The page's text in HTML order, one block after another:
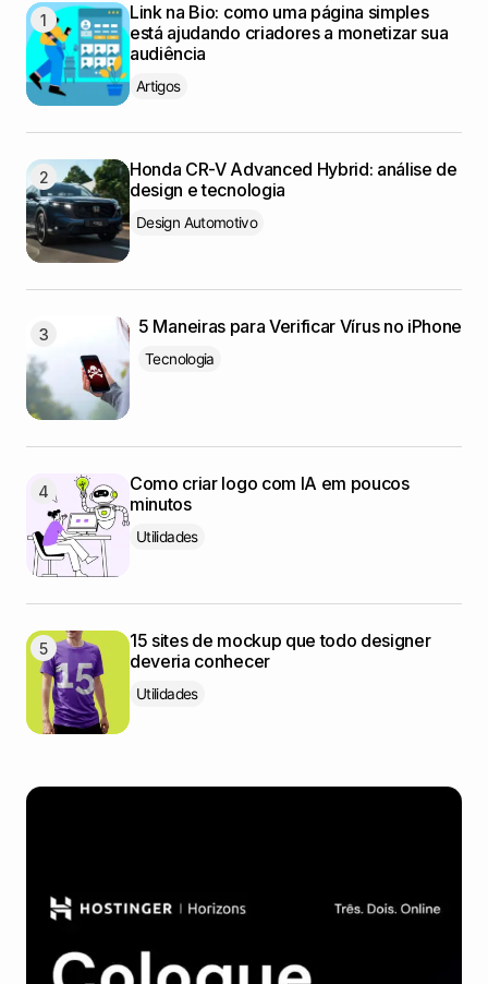
Link na Bio: como uma página simples
está ajudando criadores a monetizar sua
audiência
Artigos
Honda CR-V Advanced Hybrid: análise de
design e tecnologia
Design Automotivo
5 Maneiras para Verificar Vírus no iPhone
Tecnologia
Como criar logo com IA em poucos
minutos
Utilidades
15 sites de mockup que todo designer
deveria conhecer
Utilidades